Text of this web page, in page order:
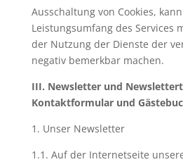
Ausschaltung von Cookies,
Leistungsumfang des Services
der Nutzung der Dienste der
negativ bemerkbar machen.
III. Newsletter und
Kontaktformular und
1. Unser Newsletter
1.1. Auf der Internetseite